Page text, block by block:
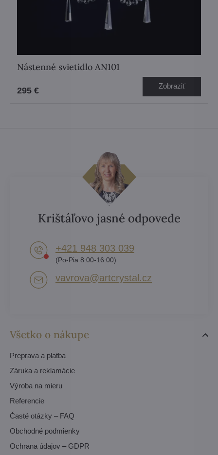
Nástenné svietidlo AN101
295 € Zobraziť
Všetko o nákupe
Preprava a platba
Záruka a reklamácie
Výroba na mieru
Referencie
Časté otázky – FAQ
Obchodné podmienky
Ochrana údajov – GDPR
Krištáľovo jasné odpovede
+421 948 303 039
(Po-Pia 8:00-16:00)
vavrova​@artcrystal​.cz